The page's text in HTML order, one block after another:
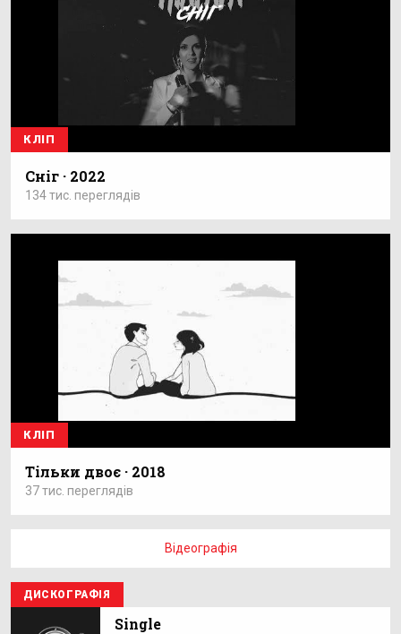
КЛІП
Сніг · 2022
134 тис. переглядів
КЛІП
Тільки двоє · 2018
37 тис. переглядів
Відеографія
ДИСКОГРАФІЯ
Single